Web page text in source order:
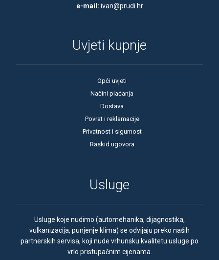
e-mail: ivan@prudi.hr
Uvjeti kupnje
Opći uvjeti
Načini plaćanja
Dostava
Povrat i reklamacije
Privatnost i sigurnost
Raskid ugovora
Usluge
Usluge koje nudimo (automehanika, dijagnostika,
vulkanizacija, punjenje klima) se odvijaju preko naših
partnerskih servisa, koji nude vrhunsku kvalitetu usluge po
vrlo pristupačnim cijenama.